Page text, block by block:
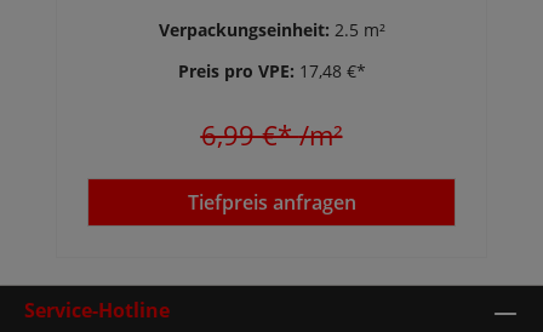
Verpackungseinheit: 2.5 m²
Preis pro VPE: 17,48 €*
6,99 €*/m²
Tiefpreis anfragen
Service-Hotline